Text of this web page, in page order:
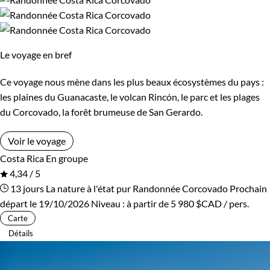
Cap-Vert Chili
Chine
Congo Corée du Sud
Costa Rica Croatie
Cuba
Egypte
Espagne Estonie
Eswatini
Trek Vélo
VTT / Gravel
Afficher plus
Budget
De 1 250 à 2 000 $CAD
De 2 000 à 3 000 $CAD
Plus de 3 000 $CAD
Le voyage en bref
Ce voyage nous mène dans les plus beaux écosystèmes du pays :
les plaines du Guanacaste, le volcan Rincón, le parc et les plages
du Corcovado, la forêt brumeuse de San Gerardo.
Voir le voyage
Costa Rica En groupe
4,34 / 5
13 jours La nature à l'état pur Randonnée Corcovado Prochain
départ le 19/10/2026 Niveau : à partir de 5 980 $CAD / pers.
Carte
Détails